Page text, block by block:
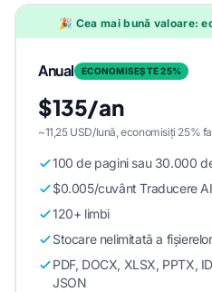
🎉 Cea mai bună valoare:
Anual ECONOMISEȘTE 25%
$135/an
~11,25 USD/lună, economisiți 25%
100 de pagini sau 30.000
$0.005/cuvânt Traducere AI
120+ limbi
Stocare nelimitată a fișierelor
PDF, DOCX, XLSX, PPTX,
JSON